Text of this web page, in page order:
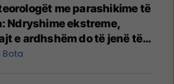
me parashikime të
Ndryshime ekstreme,
e ardhshëm do të jenë të
Bota